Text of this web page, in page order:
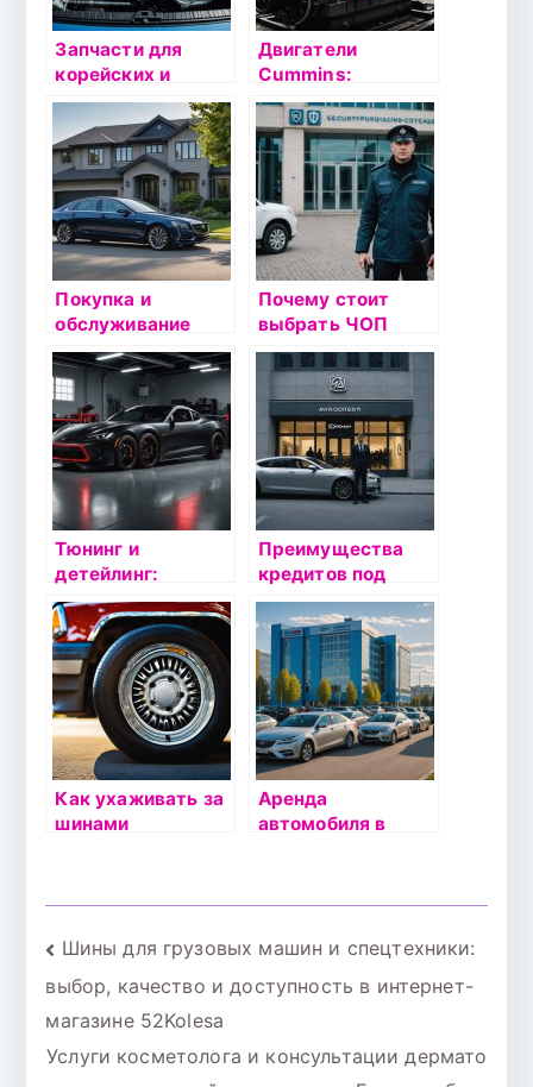
Запчасти для
корейских и
японских
грузовых
автомобилей:
качество и
надежность в
интернет-
магазине ГУАР
Двигатели
Cummins:
надежность и
эффективность
для вашего
бизнеса
Покупка и
обслуживание
автомобилей:
велосипед вашего
завтра
Почему стоит
выбрать ЧОП
«Урал-
безопасность»
для охраны
вашего бизнеса
Тюнинг и
детейлинг:
Искусство
преобразования
автомобиля в Pro
Service
Преимущества
кредитов под
залог автомобиля
на Avtodengi24
Как ухаживать за
шинами
Аренда
автомобиля в
Навигация
по
записям
Шины для грузовых машин и спецтехники:
выбор, качество и доступность в интернет-
магазине 52Kolesa
Услуги косметолога и консультации дермато